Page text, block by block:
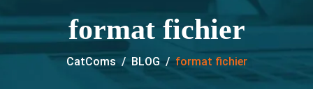
format fichier
CatComs / BLOG / format fichier